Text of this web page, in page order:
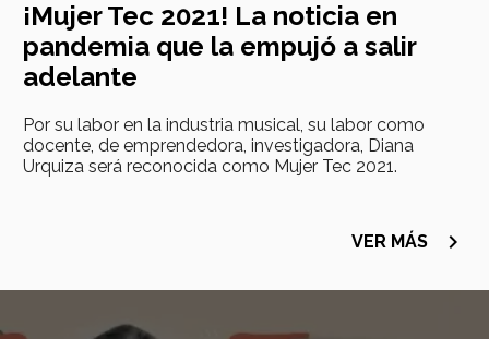
¡Mujer Tec 2021! La noticia en
pandemia que la empujó a salir
adelante
Por su labor en la industria musical, su labor como
docente, de emprendedora, investigadora, Diana
Urquiza será reconocida como Mujer Tec 2021.
VER MÁS navigate_next
principal